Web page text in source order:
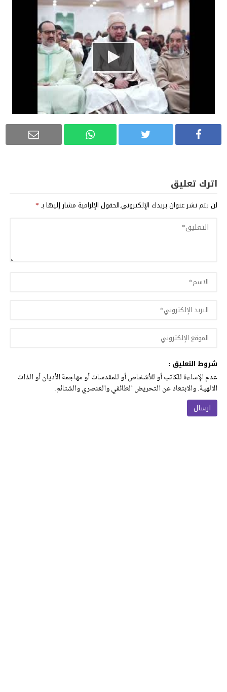
اترك تعليق
لن يتم نشر عنوان بريدك الإلكتروني.الحقول الإلزامية مشار إليها بـ*
شروط التعليق :
عدم الإساءة للكاتب أو للأشخاص أو للمقدسات أو مهاجمة الأديان أو الذات
الالهية. والابتعاد عن التحريض الطائفي والعنصري والشتائم.